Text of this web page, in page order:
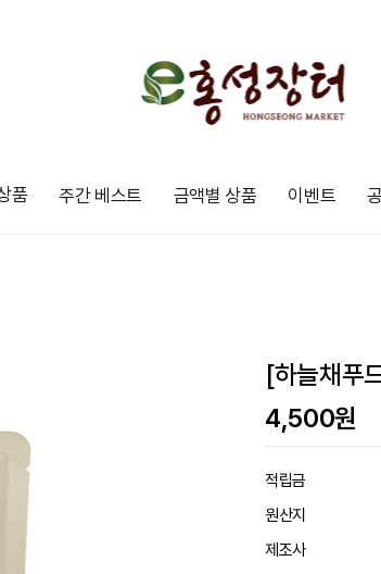
품 주간 베스트 금액별 상품 이벤트
[하늘채푸
4,500원
적립금
원산지
제조사